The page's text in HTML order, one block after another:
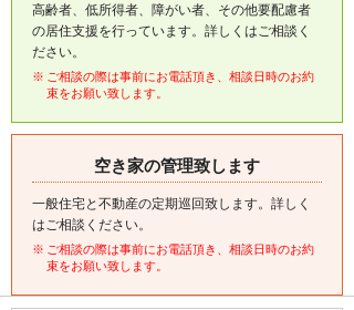
高齢者、低所得者、障がい者、その他要配慮者
の居住支援を行っています。詳しくはご相談く
ださい。
ご相談の際は事前にお電話頂き、相談日時のお約
束をお願い致します。
空き家の管理致します
一般住宅と不動産の定期巡回致します。詳しく
はご相談ください。
ご相談の際は事前にお電話頂き、相談日時のお約
束をお願い致します。